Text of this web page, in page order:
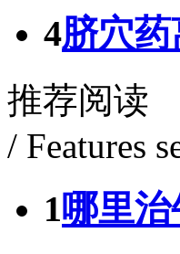
4脐穴
推荐阅读
/ Features
1哪里